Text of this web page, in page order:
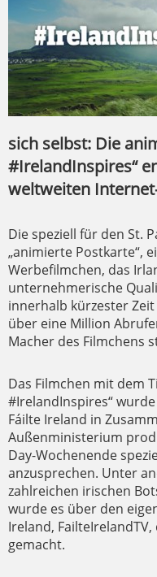
sich selbst: Die
#IrelandInspires“
weltweiten
Die speziell für den St.
„animierte Postkarte“,
Werbefilmchen, das
unternehmerische
innerhalb kürzester
über eine Million
Macher des Filmchens
Das Filmchen mit dem
#IrelandInspires“
Fáilte Ireland in
Außenministerium
Day-Wochenende
anzusprechen. Unter
zahlreichen irischen
wurde es über den
Ireland,
gemacht.